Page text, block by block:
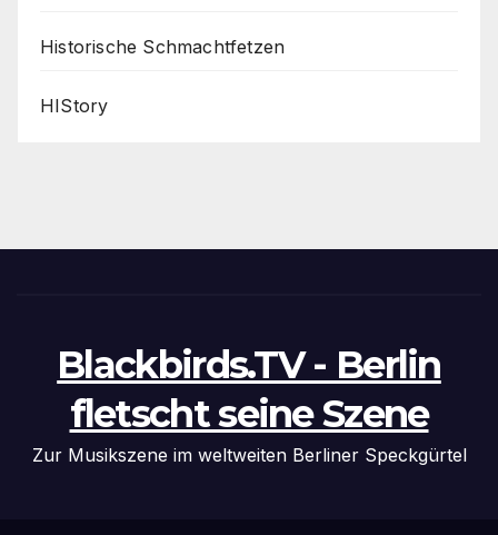
Historische Schmachtfetzen
HIStory
Blackbirds.TV - Berlin
fletscht seine Szene
Zur Musikszene im weltweiten Berliner Speckgürtel